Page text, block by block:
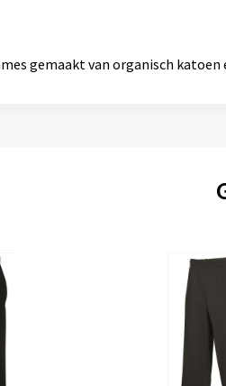
gemaakt van organisch katoen